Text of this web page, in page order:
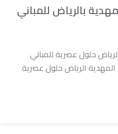
بالرياض للمباني
حلول عصرية للمباني
الرياض حلول عصرية